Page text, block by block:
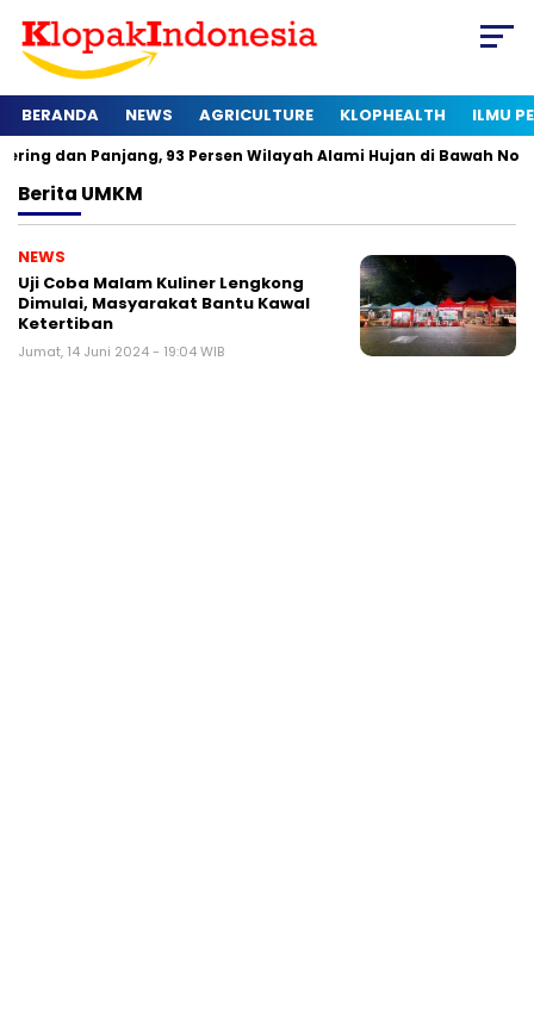
BERANDA NEWS AGRICULTURE KLOPHEALTH ILMU
Panjang, 93 Persen Wilayah Alami Hujan di Bawah Normal
Berita UMKM
NEWS
Uji Coba Malam Kuliner Lengkong
Dimulai, Masyarakat Bantu Kawal
Ketertiban
Jumat, 14 Juni 2024 - 19:04 WIB